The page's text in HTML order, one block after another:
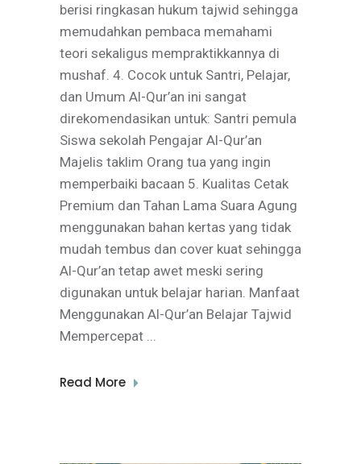
berisi ringkasan hukum tajwid sehingga
memudahkan pembaca memahami
teori sekaligus mempraktikkannya di
mushaf. 4. Cocok untuk Santri, Pelajar,
dan Umum Al-Qur’an ini sangat
direkomendasikan untuk: Santri pemula
Siswa sekolah Pengajar Al-Qur’an
Majelis taklim Orang tua yang ingin
memperbaiki bacaan 5. Kualitas Cetak
Premium dan Tahan Lama Suara Agung
menggunakan bahan kertas yang tidak
mudah tembus dan cover kuat sehingga
Al-Qur’an tetap awet meski sering
digunakan untuk belajar harian. Manfaat
Menggunakan Al-Qur’an Belajar Tajwid
Mempercepat
Read More